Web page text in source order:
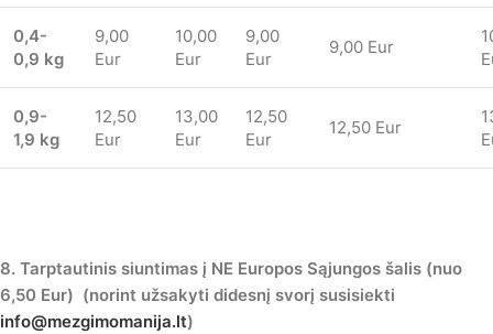
0,4-
0,9 kg
9,00
Eur
10,00
Eur
9,00
Eur
9,00 Eur
0,9-
1,9 kg
12,50
Eur
13,00
Eur
12,50
Eur
12,50 Eur
8. Tarptautinis siuntimas į NE Europos Sąjungos šalis (nuo
6,50 Eur) (norint užsakyti didesnį svorį susisiekti
info@mezgimomanija.lt)